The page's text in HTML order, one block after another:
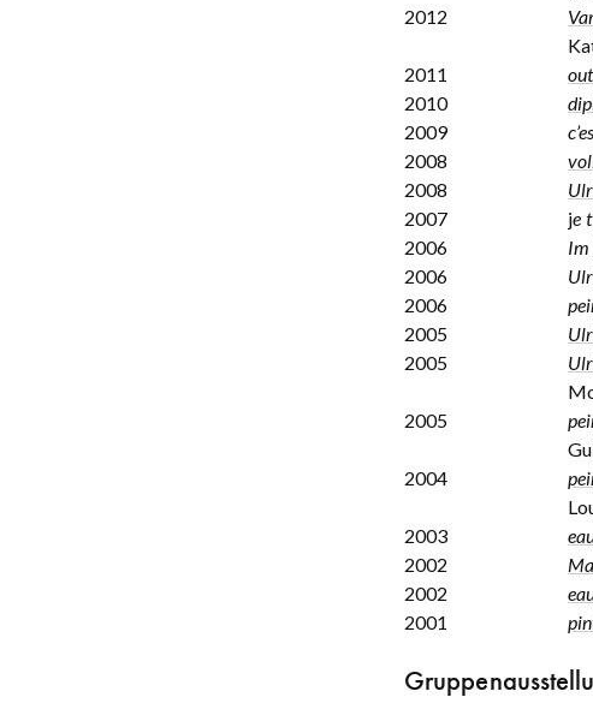
2012
2011
2010
2009
2008
2008
2007
je
2006
Im
2006
2006
2005
2005
2005
2004
2003
2002
2002
2001